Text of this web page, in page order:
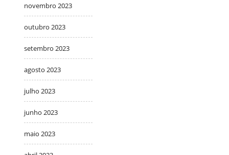
novembro 2023
outubro 2023
setembro 2023
agosto 2023
julho 2023
junho 2023
maio 2023